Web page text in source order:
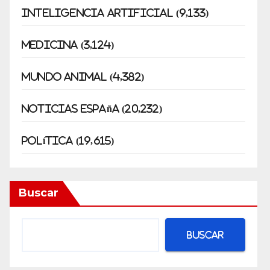
Inteligencia artificial (9,133)
Medicina (3,124)
Mundo animal (4,382)
Noticias españa (20,232)
Política (19,615)
Buscar
Buscar